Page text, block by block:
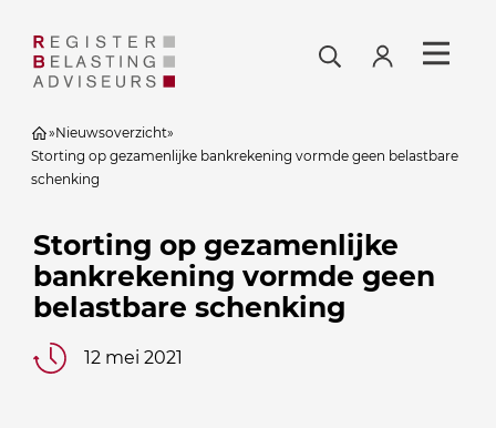
»Nieuwsoverzicht»
Storting op gezamenlijke bankrekening vormde geen belastbare
schenking
Storting op gezamenlijke
bankrekening vormde geen
belastbare schenking
12 mei 2021